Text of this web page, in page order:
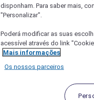
disponham. Para saber mais,
"Personalizar".
Poderá modificar as suas
acessível através do link
Mais informações
Os nossos parceiros